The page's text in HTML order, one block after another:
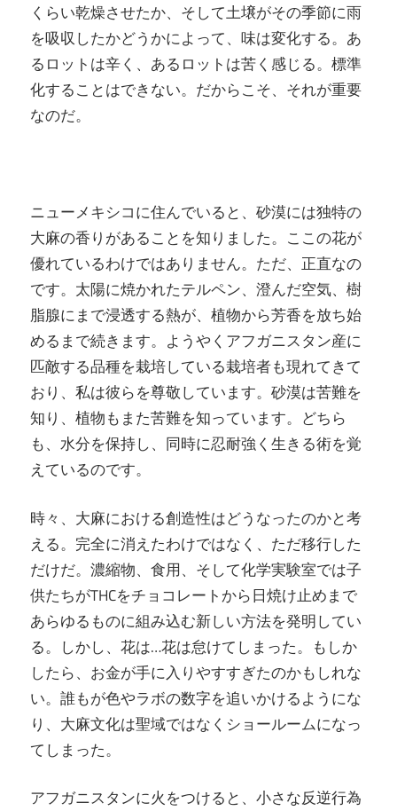
くらい乾燥させたか、そして土壌がその季節に雨
を吸収したかどうかによって、味は変化する。あ
るロットは辛く、あるロットは苦く感じる。標準
化することはできない。だからこそ、それが重要
なのだ。
ニューメキシコに住んでいると、砂漠には独特の
大麻の香りがあることを知りました。ここの花が
優れているわけではありません。ただ、正直なの
です。太陽に焼かれたテルペン、澄んだ空気、樹
脂腺にまで浸透する熱が、植物から芳香を放ち始
めるまで続きます。ようやくアフガニスタン産に
匹敵する品種を栽培している栽培者も現れてきて
おり、私は彼らを尊敬しています。砂漠は苦難を
知り、植物もまた苦難を知っています。どちら
も、水分を保持し、同時に忍耐強く生きる術を覚
えているのです。
時々、大麻における創造性はどうなったのかと考
える。完全に消えたわけではなく、ただ移行した
だけだ。濃縮物、食用、そして化学実験室では子
供たちがTHCをチョコレートから日焼け止めまで
あらゆるものに組み込む新しい方法を発明してい
る。しかし、花は…花は怠けてしまった。もしか
したら、お金が手に入りやすすぎたのかもしれな
い。誰もが色やラボの数字を追いかけるようにな
り、大麻文化は聖域ではなくショールームになっ
てしまった。
アフガニスタンに火をつけると、小さな反逆行為